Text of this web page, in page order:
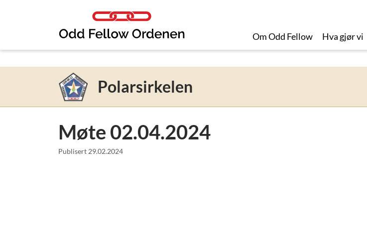
Om Odd Fellow Hva gjør vi
Polarsirkelen
Møte 02.04.2024
Publisert 29.02.2024